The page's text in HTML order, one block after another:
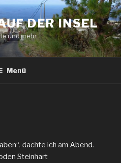
DER INSEL
und mehr.
Menü
dachte ich am Abend.
Steinhart